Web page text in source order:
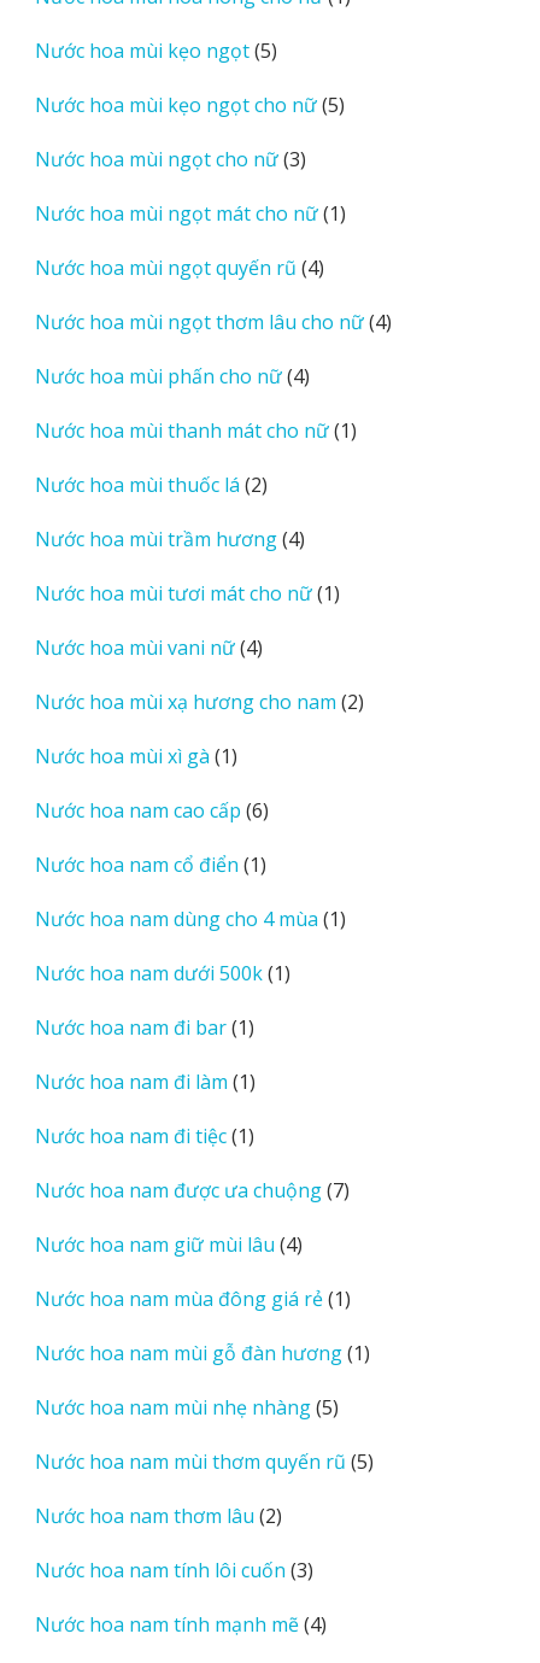
Nước hoa mùi kẹo ngọt 55
phẩm
Nước hoa mùi kẹo ngọt cho nữ 55
Nước hoa mùi ngọt cho nữ 33
phẩm
Nước hoa mùi ngọt mát cho nữ 11
Nước hoa mùi ngọt quyến rũ 44
phẩm
Nước hoa mùi ngọt thơm lâu cho nữ 44
Nước hoa mùi phấn cho nữ 44
phẩm
Nước hoa mùi thanh mát cho nữ 11
Nước hoa mùi thuốc lá 22
phẩm
Nước hoa mùi trầm hương 44
phẩm
Nước hoa mùi tươi mát cho nữ 11
Nước hoa mùi vani nữ 44
phẩm
Nước hoa mùi xạ hương cho nam 22
Nước hoa mùi xì gà 11
phẩm
Nước hoa nam cao cấp 66
phẩm
Nước hoa nam cổ điển 11
phẩm
Nước hoa nam dùng cho 4 mùa 11
Nước hoa nam dưới 500k 11
Nước hoa nam đi bar 11
phẩm
Nước hoa nam đi làm 11
phẩm
Nước hoa nam đi tiệc 11
phẩm
Nước hoa nam được ưa chuộng 77
Nước hoa nam giữ mùi lâu 44
phẩm
Nước hoa nam mùa đông giá rẻ 11
phẩm
Nước hoa nam mùi gỗ đàn hương 11
Nước hoa nam mùi nhẹ nhàng 55
phẩm
Nước hoa nam mùi thơm quyến rũ 55
Nước hoa nam thơm lâu 22
phẩm
Nước hoa nam tính lôi cuốn 33
phẩm
Nước hoa nam tính mạnh mẽ 44